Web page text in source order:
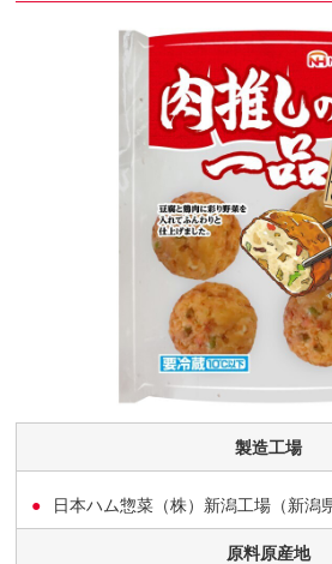
製造工場
日本ハム惣菜（株）新潟工場（新潟
原料原産地